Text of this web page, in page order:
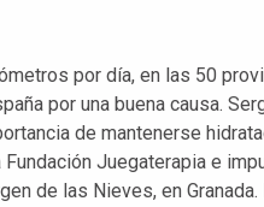
por día, en las 50
por una buena causa.
de mantenerse
Juegaterapia e
de las Nieves, en